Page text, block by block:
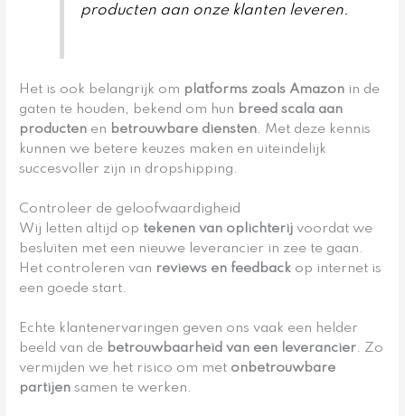
producten aan onze klanten leveren.
Het is ook belangrijk om platforms zoals Amazon in de
gaten te houden, bekend om hun breed scala aan
producten en betrouwbare diensten. Met deze kennis
kunnen we betere keuzes maken en uiteindelijk
succesvoller zijn in dropshipping.
Controleer de geloofwaardigheid
Wij letten altijd op tekenen van oplichterij voordat we
besluiten met een nieuwe leverancier in zee te gaan.
Het controleren van reviews en feedback op internet is
een goede start.
Echte klantenervaringen geven ons vaak een helder
beeld van de betrouwbaarheid van een leverancier. Zo
vermijden we het risico om met onbetrouwbare
partijen samen te werken.